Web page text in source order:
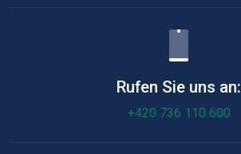
Rufen Sie uns an:
+420 736 110 600